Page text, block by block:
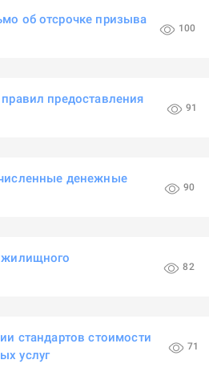
об отсрочке призыва
100
предоставления
91
денежные
90
82
стандартов стоимости
услуг
71